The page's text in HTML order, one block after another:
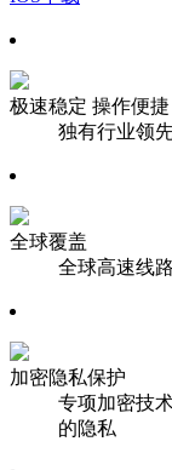
极速稳定 操作便捷
独有行业领
全球覆盖
全球高速线
加密隐私保护
专项加密技
的隐私